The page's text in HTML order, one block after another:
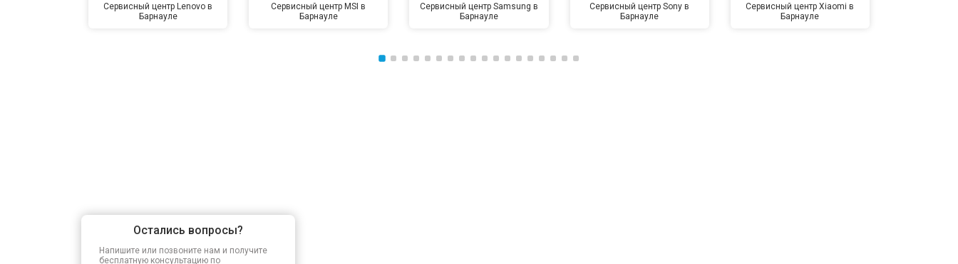
Сервисный центр Lenovo в
Барнауле
Сервисный центр MSI в
Барнауле
Сервисный центр Samsung в
Барнауле
Сервисный центр Sony в
Барнауле
Сервисный центр Xiaomi в
Барнауле
Остались вопросы?
Напишите или позвоните нам и получите
бесплатную консультацию по